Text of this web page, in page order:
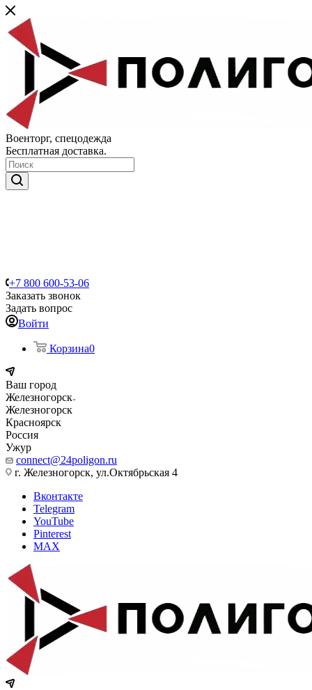
Военторг, спецодежда
Бесплатная доставка.
+7 800 600-53-06
Заказать звонок
Задать вопрос
Войти
Корзина0
Ваш город
Железногорск
Железногорск
Красноярск
Россия
Ужур
connect@24poligon.ru
г. Железногорск, ул.Октябрьская 4
Вконтакте
Telegram
YouTube
Pinterest
MAX